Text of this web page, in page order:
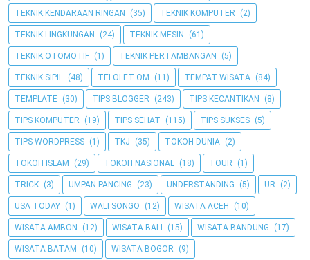
TEKNIK KENDARAAN RINGAN (35) TEKNIK KOMPUTER (2)
TEKNIK LINGKUNGAN (24) TEKNIK MESIN (61)
TEKNIK OTOMOTIF (1) TEKNIK PERTAMBANGAN (5)
TEKNIK SIPIL (48) TELOLET OM (11) TEMPAT WISATA (84)
TEMPLATE (30) TIPS BLOGGER (243) TIPS KECANTIKAN (8)
TIPS KOMPUTER (19) TIPS SEHAT (115) TIPS SUKSES (5)
TIPS WORDPRESS (1) TKJ (35) TOKOH DUNIA (2)
TOKOH ISLAM (29) TOKOH NASIONAL (18) TOUR (1)
TRICK (3) UMPAN PANCING (23) UNDERSTANDING (5) UR (2)
USA TODAY (1) WALI SONGO (12) WISATA ACEH (10)
WISATA AMBON (12) WISATA BALI (15) WISATA BANDUNG (17)
WISATA BATAM (10) WISATA BOGOR (9)